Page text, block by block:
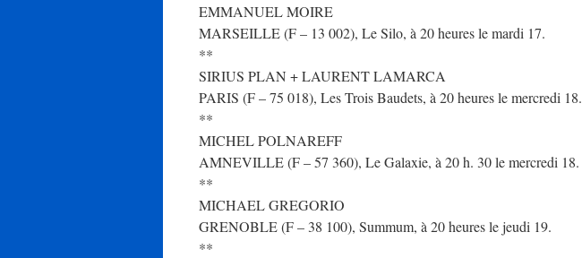
EMMANUEL MOIRE
MARSEILLE (F – 13 002), Le Silo, à 20 heures le mardi 17.
**
SIRIUS PLAN + LAURENT LAMARCA
PARIS (F – 75 018), Les Trois Baudets, à 20 heures le mercredi 18.
**
MICHEL POLNAREFF
AMNEVILLE (F – 57 360), Le Galaxie, à 20 h. 30 le mercredi 18.
**
MICHAEL GREGORIO
GRENOBLE (F – 38 100), Summum, à 20 heures le jeudi 19.
**